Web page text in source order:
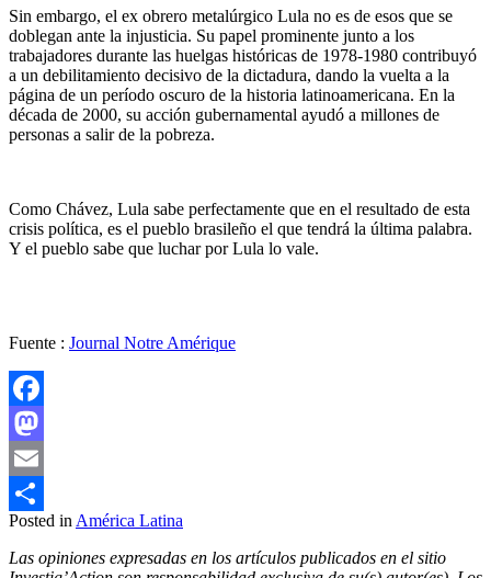
Sin embargo, el ex obrero metalúrgico Lula no es de esos que se
doblegan ante la injusticia. Su papel prominente junto a los
trabajadores durante las huelgas históricas de 1978-1980 contribuyó
a un debilitamiento decisivo de la dictadura, dando la vuelta a la
página de un período oscuro de la historia latinoamericana. En la
década de 2000, su acción gubernamental ayudó a millones de
personas a salir de la pobreza.
Como Chávez, Lula sabe perfectamente que en el resultado de esta
crisis política, es el pueblo brasileño el que tendrá la última palabra.
Y el pueblo sabe que luchar por Lula lo vale.
Fuente : Journal Notre Amérique
Facebook
Mastodon
Email
Compartir
Posted in América Latina
Las opiniones expresadas en los artículos publicados en el sitio